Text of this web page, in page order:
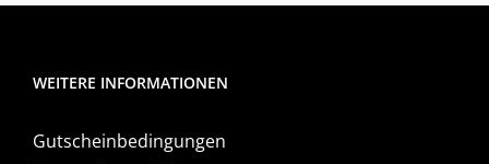
WEITERE INFORMATIONEN
Gutscheinbedingungen